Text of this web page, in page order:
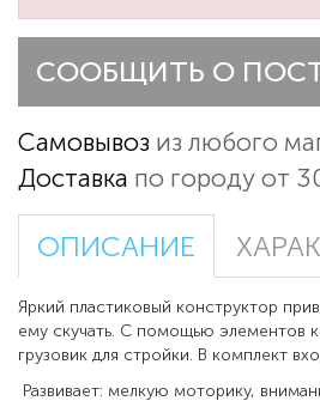
СООБЩИТЬ О
Самовывоз из любого
Доставка по городу от
ОПИСАНИЕ
Яркий пластиковый конструктор
ему скучать. С помощью элементов
грузовик для стройки. В комплект
Развивает: мелкую моторику,